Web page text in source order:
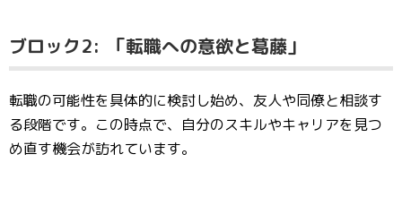
ブロック2: 「転職への意欲と葛藤」
転職の可能性を具体的に検討し始め、友人や同僚と相談す
る段階です。この時点で、自分のスキルやキャリアを見つ
め直す機会が訪れています。